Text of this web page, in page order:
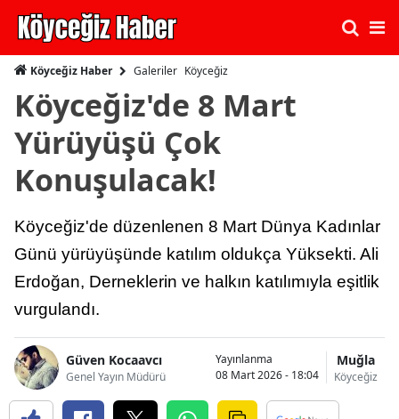
Köyceğiz Haber Galeriler Köyceğiz
Köyceğiz'de 8 Mart
Yürüyüşü Çok
Konuşulacak!
Köyceğiz'de düzenlenen 8 Mart Dünya Kadınlar
Günü yürüyüşünde katılım oldukça Yüksekti. Ali
Erdoğan, Derneklerin ve halkın katılımıyla eşitlik
vurgulandı.
Güven Kocaavcı
Genel Yayın Müdürü
Yayınlanma
08 Mart 2026 - 18:04
Muğla
Köyceğiz